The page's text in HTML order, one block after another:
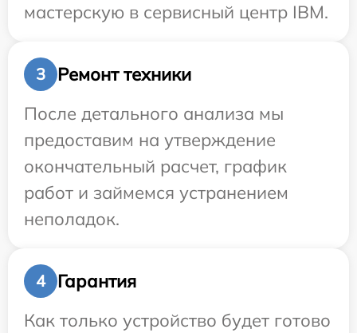
мастерскую в сервисный центр IBM.
3
Ремонт техники
После детального анализа мы
предоставим на утверждение
окончательный расчет, график
работ и займемся устранением
неполадок.
4
Гарантия
Как только устройство будет готово